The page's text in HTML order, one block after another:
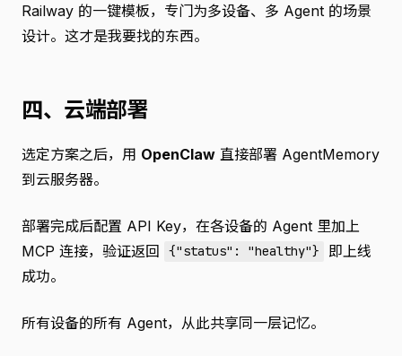
Railway 的一键模板，专门为多设备、多 Agent 的场景
设计。这才是我要找的东西。
四、云端部署
选定方案之后，用 OpenClaw 直接部署 AgentMemory
到云服务器。
部署完成后配置 API Key，在各设备的 Agent 里加上
MCP 连接，验证返回
{"status": "healthy"}
即上线
成功。
所有设备的所有 Agent，从此共享同一层记忆。